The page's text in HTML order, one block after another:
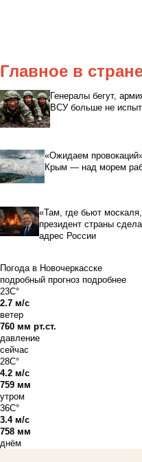
Главное в
Генералы бегут,
ВСУ больше не
«Ожидаем
Крым — над морем
«Там, где бьют
президент страны
адрес России
Погода в Новочеркасске
подробный прогноз подробнее
23C°
2.7 м/с
ветер
760 мм рт.ст.
давление
сейчас
28C°
4.2 м/с
759 мм
утром
36C°
3.4 м/с
758 мм
днём